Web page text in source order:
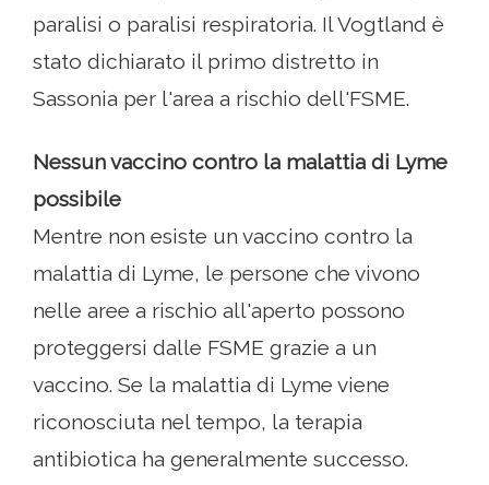
paralisi o paralisi respiratoria. Il Vogtland è
stato dichiarato il primo distretto in
Sassonia per l'area a rischio dell'FSME.
Nessun vaccino contro la malattia di Lyme
possibile
Mentre non esiste un vaccino contro la
malattia di Lyme, le persone che vivono
nelle aree a rischio all'aperto possono
proteggersi dalle FSME grazie a un
vaccino. Se la malattia di Lyme viene
riconosciuta nel tempo, la terapia
antibiotica ha generalmente successo.